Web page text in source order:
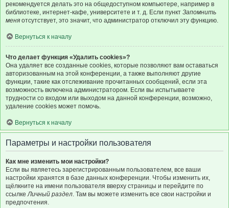
рекомендуется делать это на общедоступном компьютере, например в
библиотеке, интернет-кафе, университете и т. д. Если пункт Запомнить
меня отсутствует, это значит, что администратор отключил эту функцию.
Вернуться к началу
Что делает функция «Удалить cookies»?
Она удаляет все созданные cookies, которые позволяют вам оставаться
авторизованным на этой конференции, а также выполняют другие
функции, такие как отслеживание прочитанных сообщений, если эта
возможность включена администратором. Если вы испытываете
трудности со входом или выходом на данной конференции, возможно,
удаление cookies может помочь.
Вернуться к началу
Параметры и настройки пользователя
Как мне изменить мои настройки?
Если вы являетесь зарегистрированным пользователем, все ваши
настройки хранятся в базе данных конференции. Чтобы изменить их,
щёлкните на имени пользователя вверху страницы и перейдите по
ссылкеЛичный раздел. Там вы можете изменить все свои настройки и
предпочтения.